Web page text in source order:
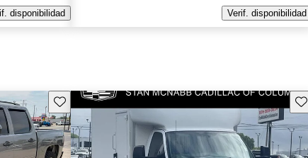
disponibilidad
Verif. disponibilidad
Guarda este Aviso